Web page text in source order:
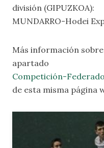
división (GIPUZKOA):
MUNDARRO-Hodei
Más información
apartado
Competición-
de esta misma página